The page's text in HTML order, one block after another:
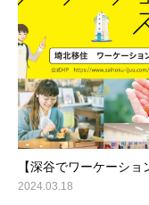
【深谷でワーケーショ
2024.03.18